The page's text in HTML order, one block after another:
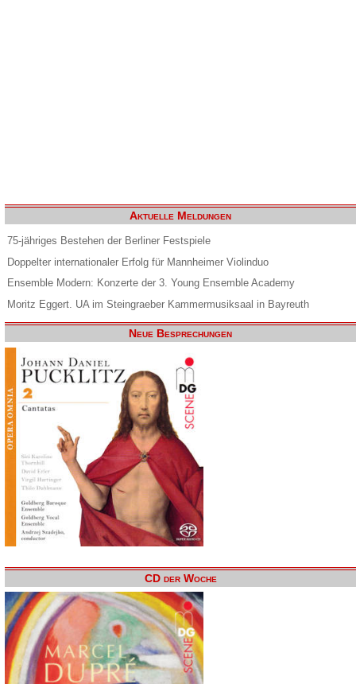
Aktuelle Meldungen
75-jähriges Bestehen der Berliner Festspiele
Doppelter internationaler Erfolg für Mannheimer Violinduo
Ensemble Modern: Konzerte der 3. Young Ensemble Academy
Moritz Eggert. UA im Steingraeber Kammermusiksaal in Bayreuth
Neue Besprechungen
CD der Woche